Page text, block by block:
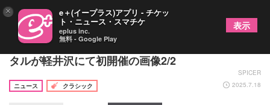
国内外で活躍するソプラノ歌手・田中彩子のリサイ
タルが軽井沢にて初開催の画像2/2
SPICER
ニュース
クラシック 2025.7.18
× e＋(イープラス)アプリ - チケッ
ト・ニュース・スマチケ
eplus inc.
無料 - Google Play
表示